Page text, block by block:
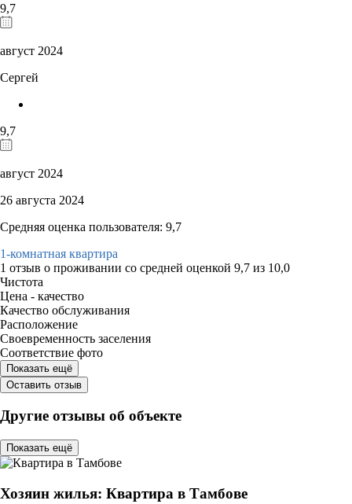
9,7
август 2024
Сергей
9,7
август 2024
26 августа 2024
Средняя оценка пользователя: 9,7
1-комнатная квартира
1 отзыв о проживании со средней оценкой 9,7 из 10,0
Чистота
Цена - качество
Качество обслуживания
Расположение
Своевременность заселения
Соответствие фото
Показать ещё
Оставить отзыв
Другие отзывы об объекте
Показать ещё
Хозяин жилья: Квартира в Тамбове